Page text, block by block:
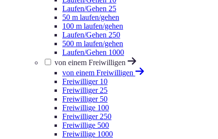
Laufen/Gehen 25
50 m laufen/gehen
100 m laufen/gehen
Laufen/Gehen 250
500 m laufen/gehen
Laufen/Gehen 1000
von einem Freiwilligen
von einem Freiwilligen
Freiwilliger 10
Freiwilliger 25
Freiwilliger 50
Freiwillige 100
Freiwilliger 250
Freiwillige 500
Freiwillige 1000